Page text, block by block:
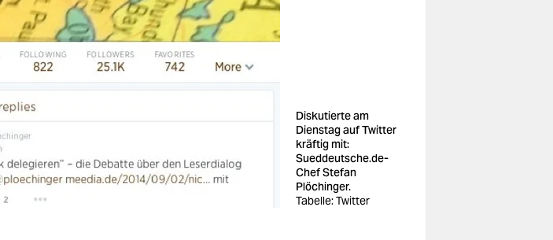
Diskutierte am
Dienstag auf Twitter
kräftig mit:
Sueddeutsche.de-
Chef Stefan
Plöchinger.
Tabelle: Twitter